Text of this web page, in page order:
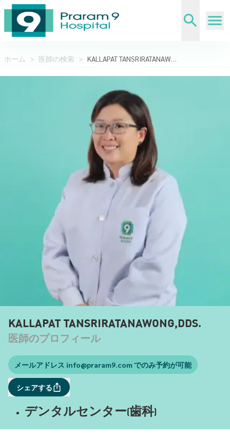
ホーム > 医師の検索 > KALLAPAT TANSRIRATANAWONG,DDS.
KALLAPAT TANSRIRATANAWONG,DDS.
医師のプロフィール
メールアドレス info@praram9.comでのみ予約が可能
シェアする
デンタルセンター(歯科)